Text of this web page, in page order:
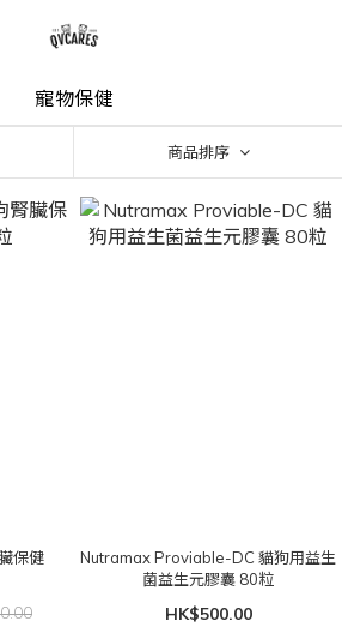
寵物保健
商品排序
保健
Nutramax Proviable-DC 貓狗用益生
菌益生元膠囊 80粒
HK$500.00